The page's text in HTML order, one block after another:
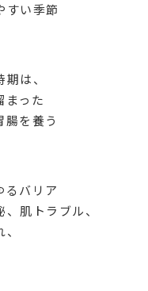
すい季節
は、
まった
を養う
るバリア
肌トラブル、